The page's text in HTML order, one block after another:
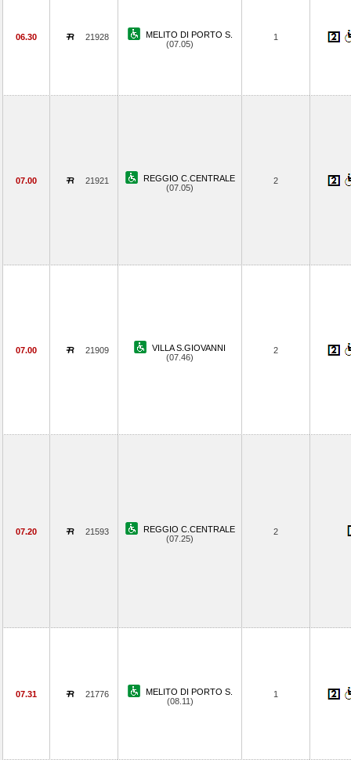
06.30 21928
MELITO DI PORTO S.
(07.05)
1
07.00 21921
REGGIO C.CENTRALE
(07.05)
2
07.00 21909
VILLA S.GIOVANNI
(07.46)
2
07.20 21593
REGGIO C.CENTRALE
(07.25)
2
07.31 21776
MELITO DI PORTO S.
(08.11)
1